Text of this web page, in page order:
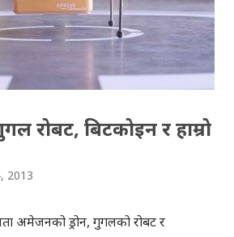
उनीहरुको आफ्नै भाषामा पढ्न
'चिनिया' भाषामा लेखिएको कुराहरु
नेपालीमा लेखिएका कुराहरु
पढ्नसक्छन्। गुगल नेपाली ...
रोबट, बिटकोइन र हाम्रो
2013
अमेजनको ड्रोन, गुगलको रोबट र